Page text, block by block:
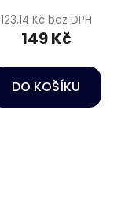
123,14 Kč bez DPH
149 Kč
DO KOŠÍKU